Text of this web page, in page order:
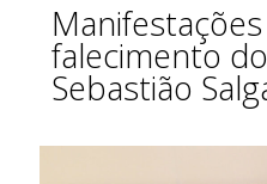
falecimento
Sebastião